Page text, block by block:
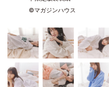
©マガジンハウス